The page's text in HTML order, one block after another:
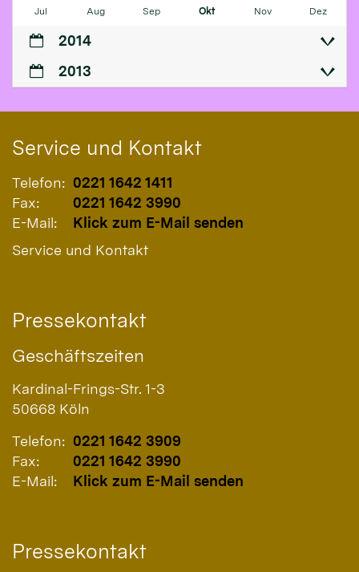
Jul Aug Sep Okt Nov Dez
2014
2013
Service und Kontakt
Telefon: 0221 1642 1411
Fax:
0221 1642 3990
E-Mail:
Klick zum E-Mail senden
Service und Kontakt
Pressekontakt
Geschäftszeiten
Kardinal-Frings-Str. 1-3
50668 Köln
Telefon: 0221 1642 3909
Fax:
0221 1642 3990
E-Mail:
Klick zum E-Mail senden
Pressekontakt